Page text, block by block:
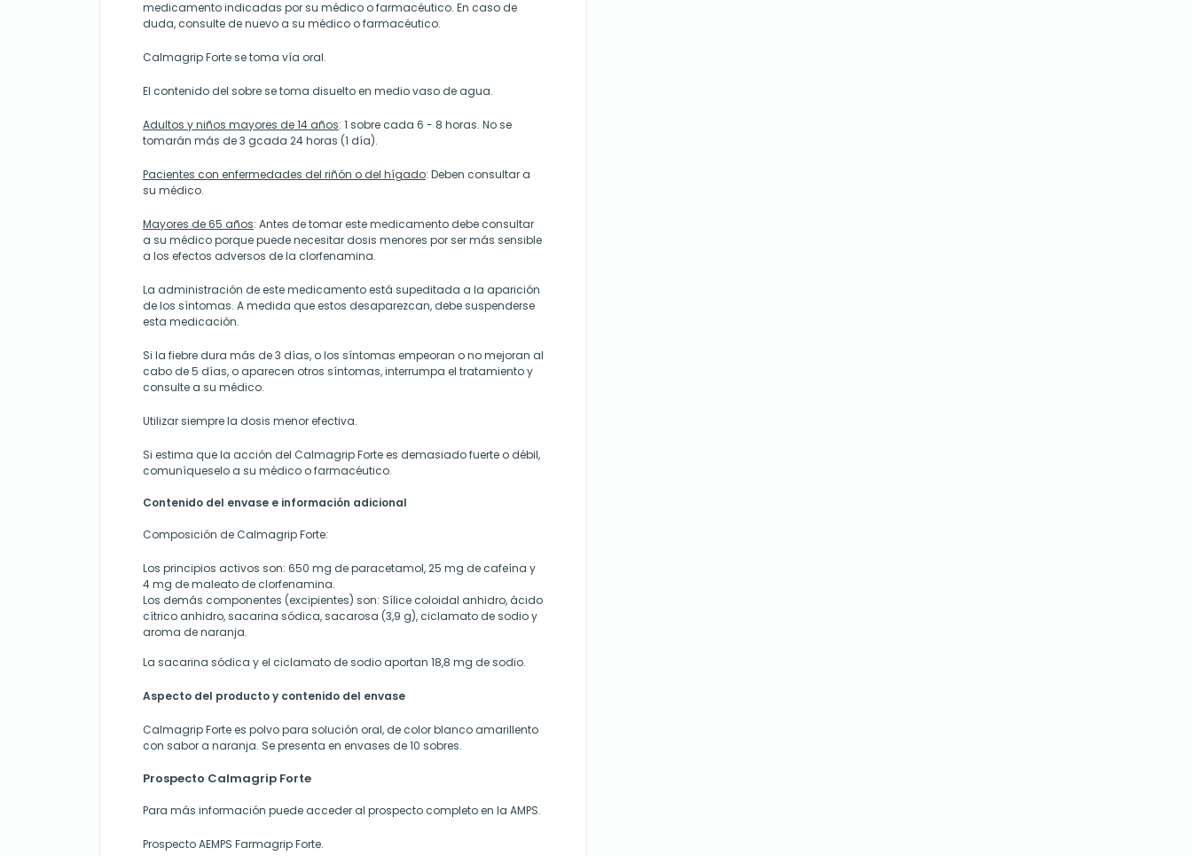
medicamento indicadas por su médico o farmacéutico. En caso de
duda, consulte de nuevo a su médico o farmacéutico.
Calmagrip Forte se toma vía oral.
El contenido del sobre se toma disuelto en medio vaso de agua.
Adultos y niños mayores de 14 años: 1 sobre cada 6 - 8 horas. No se
tomarán más de 3 gcada 24 horas (1 día).
Pacientes con enfermedades del riñón o del hígado: Deben consultar a
su médico.
Mayores de 65 años: Antes de tomar este medicamento debe consultar
a su médico porque puede necesitar dosis menores por ser más sensible
a los efectos adversos de la clorfenamina.
La administración de este medicamento está supeditada a la aparición
de los síntomas. A medida que estos desaparezcan, debe suspenderse
esta medicación.
Si la fiebre dura más de 3 días, o los síntomas empeoran o no mejoran al
cabo de 5 días, o aparecen otros síntomas, interrumpa el tratamiento y
consulte a su médico.
Utilizar siempre la dosis menor efectiva.
Si estima que la acción del Calmagrip Forte es demasiado fuerte o débil,
comuníqueselo a su médico o farmacéutico.
Contenido del envase e información adicional
Composición de Calmagrip Forte:
Los principios activos son: 650 mg de paracetamol, 25 mg de cafeína y
4 mg de maleato de clorfenamina.
Los demás componentes (excipientes) son: Sílice coloidal anhidro, ácido
cítrico anhidro, sacarina sódica, sacarosa (3,9 g), ciclamato de sodio y
aroma de naranja.
La sacarina sódica y el ciclamato de sodio aportan 18,8 mg de sodio.
Aspecto del producto y contenido del envase
Calmagrip Forte es polvo para solución oral, de color blanco amarillento
con sabor a naranja. Se presenta en envases de 10 sobres.
Prospecto Calmagrip Forte
Para más información puede acceder al prospecto completo en la AMPS.
ProspectoAEMPS Farmagrip Forte.